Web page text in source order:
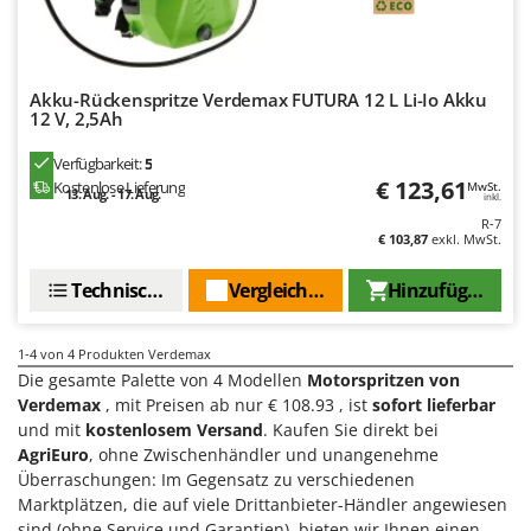
Klimaanlagen – Klimageräte
Knetmaschinen
Kompressoren - elektrisch
Kompressoren für Ernte und Baumschnitt
Kreiseleggen
Laubsauger - Laubbläser
Laubsauger auf Rädern
Luftentfeuchter
Luftkühler
Echo
EcoFlow
Edilmark
Effeuno
Einhell
Enotecnica Pillan
EuroMech
Eurosystems
F
FAC
Fama Industrie
Akku-Rückenspritze Verdemax FUTURA 12 L Li-Io Akku
12 V, 2,5Ah
Verfügbarkeit:5
Kostenlose Lieferung
13. Aug. - 17. Aug. € 123,61 MwSt.
inkl.
R-7
€ 103,87 exkl. MwSt.
Hinzufügen
Vergleichen Sie
Technische Daten
1-4 von 4 Produkten Verdemax
Die gesamte Palette von 4 Modellen Motorspritzen von
Verdemax , mit Preisen ab nur € 108.93 , ist sofort lieferbar
und mit kostenlosem Versand. Kaufen Sie direkt bei
AgriEuro, ohne Zwischenhändler und unangenehme
Überraschungen: Im Gegensatz zu verschiedenen
Marktplätzen, die auf viele Drittanbieter-Händler angewiesen